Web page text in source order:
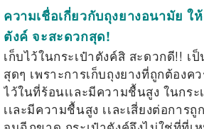
ความเชื่อเกี่ยวกับถุงยางอนามัย ใ
ตังค์ จะสะดวกสุด!
เก็บไว้ในกระเป๋าตังค์สิ สะดวกดี!! เ
สุดๆ เพราะการเก็บถุงยางที่ถูกต้องค
ไว้ในที่ร้อนเเละมีความชื้นสูง ในกร
เเละมีความชื้นสูง เเละเสี่ยงต่อการ